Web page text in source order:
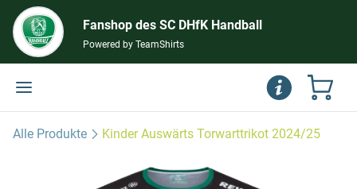
Fanshop des SC DHfK Handball
Powered by TeamShirts
Alle Produkte Kinder Auswärts Torwarttrikot 2024/25